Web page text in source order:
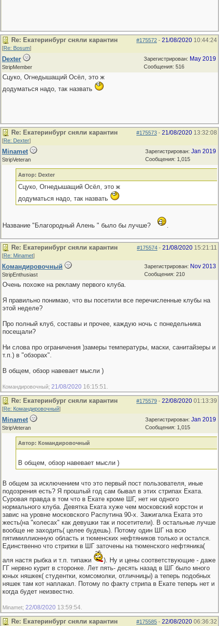
#175572 - 21/08/2020 10:44:24
Re: Екатеринбург сняли карантин
[Re: Bosum]
Зарегистрирован: May 2019
Сообщения: 516
Dexter
StripMember
Сцуко, Огнедышащий Осёл, это ж
додуматься надо, так назвать
#175573 - 21/08/2020 13:32:08
Re: Екатеринбург сняли карантин
[Re: Dexter]
Зарегистрирован: Jan 2019
Сообщения: 1,015
Minamet
StripVeteran
Автор: Dexter
Сцуко, Огнедышащий Осёл, это ж
додуматься надо, так назвать
Название "Благородный Алень " было бы лучше? .
#175574 - 21/08/2020 15:21:11
Re: Екатеринбург сняли карантин
[Re: Minamet]
Зарегистрирован: Nov 2013
Сообщения: 210
Командировочный
StripEnthusiast
Очень похоже на рекламу первого клуба.
Я правильно понимаю, что вы посетили все перечисленные клубы на
этой неделе?
Про полный клуб, составы и прочее, каждую ночь с понедельника
посещали?
Ни слова про ограничения )замеры температуры, маски, санитайзеры и
т.п.) в "обзорах".
В общем, обзор навевает мысли )
Командировочный; 21/08/2020 16:15:51
#175579 - 22/08/2020 01:13:39
Re: Екатеринбург сняли карантин
[Re: Командировочный]
Зарегистрирован: Jan 2019
Сообщения: 1,015
Minamet
StripVeteran
Автор: Командировочный
В общем, обзор навевает мысли )
В общем за исключением что это первый пост пользователя, иные
подозрения есть? Я прошлый год сам бывал в этих стрипах Еката.
Суровая правда в том что в Екате кроме ШГ, нет ни одного
нормального клуба. Девятка Еката хуже чем московский корстон и
завис на уровне московского Распутина 90-х. Зажигалка Еката это
жесть(на "колесах" как девушки так и посетители). В остальные лучше
вообще не заходить( целее будешь). Потому один ШГ на всю
пятимиллионную область и тюменских нефтяников только и остался.
Единственно что стрипки в ШГ заточены на тюменского нефтяника(
аля настя рыбка и т.п. типажи
). Ну и цены соответствующие - даже
ГГ нервно курит в сторонке. Лет пять- десять назад в ШГ было много
юных няшкек( студентки, комсомолки, отличницы) а теперь подобных
няшек там кот наплакал. Потому по факту стрипа в Екате теперь нет и
когда будет неизвестно.
Minamet; 22/08/2020 13:59:54
#175585 - 22/08/2020 06:36:32
Re: Екатеринбург сняли карантин